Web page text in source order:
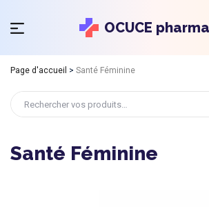
OCUCE
Page d'accueil > Santé Féminine
Santé Féminine